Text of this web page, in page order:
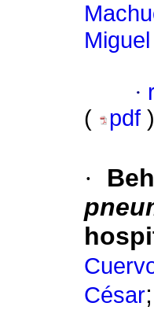
Miguel
·
(
pdf )
·
César;